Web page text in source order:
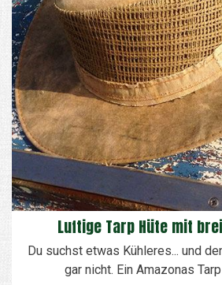
Luftige Tarp Hüte mit
Du suchst etwas Kühleres... und
gar nicht. Ein Amazonas